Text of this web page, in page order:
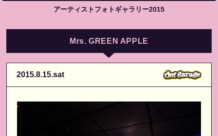
アーティストフォトギャラリー2015
Mrs. GREEN APPLE
2015.8.15.sat